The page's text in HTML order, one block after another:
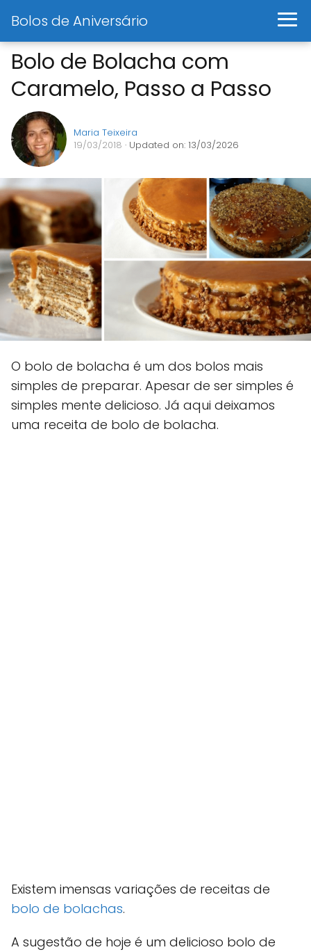
Bolos de Aniversário
Bolo de Bolacha com
Caramelo, Passo a Passo
Maria Teixeira
19/03/2018 · Updated on: 13/03/2026
O bolo de bolacha é um dos bolos mais
simples de preparar. Apesar de ser simples é
simples mente delicioso. Já aqui deixamos
uma receita de bolo de bolacha.
Existem imensas variações de receitas de
bolo de bolachas.
A sugestão de hoje é um delicioso bolo de